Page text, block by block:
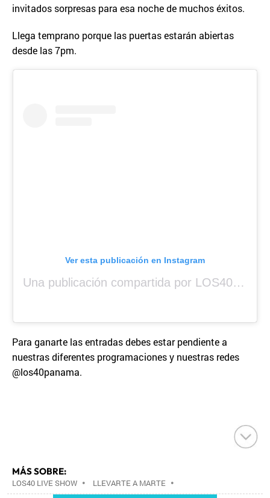
invitados sorpresas para esa noche de muchos éxitos.
Llega temprano porque las puertas estarán abiertas
desde las 7pm.
Ver esta publicación en Instagram
Una publicación compartida por LOS40 Panamá (@los40panama)
Para ganarte las entradas debes estar pendiente a
nuestras diferentes programaciones y nuestras redes
@los40panama.
MÁS SOBRE:
LOS40 LIVE SHOW • LLEVARTE A MARTE •